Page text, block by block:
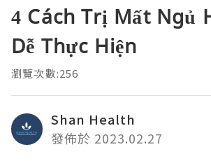
4 Cách Trị Mất Ngủ
Dễ Thực Hiện
瀏覽次數:256
Shan Health
發佈於 2023.02.27